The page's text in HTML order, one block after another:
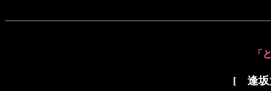
「
[ 逢坂